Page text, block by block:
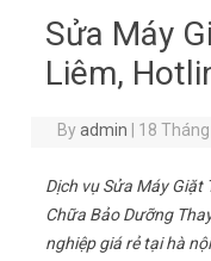
Sửa Máy
Liêm,
Byadmin 18
Dịch vụ Sửa Máy Giặt
Chữa Bảo Dưỡng
nghiệp giá rẻ tại hà